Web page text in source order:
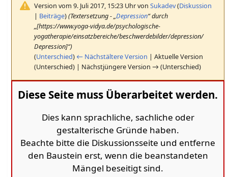
Version vom 9. Juli 2017, 15:23 Uhr vonSukadev(Diskussion
| Beiträge)(Textersetzung - „Depression“ durch
„[https://www.yoga-vidya.de/psychologische-
yogatherapie/einsatzbereiche/beschwerdebilder/depression/
Depression]“)
(Unterschied) ← Nächstältere Version | Aktuelle Version
(Unterschied) | Nächstjüngere Version → (Unterschied)
Diese Seite muss Überarbeitet werden.
Dies kann sprachliche, sachliche oder
gestalterische Gründe haben.
Beachte bitte die Diskussionsseite und entferne
den Baustein erst, wenn die beanstandeten
Mängel beseitigt sind.